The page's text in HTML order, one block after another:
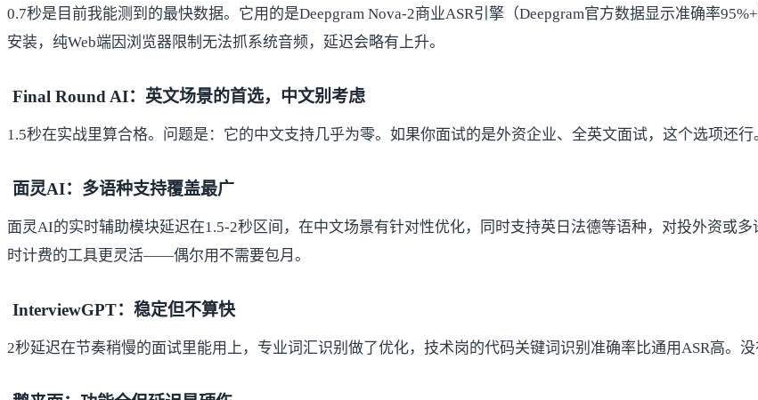
0.7秒是目前我能测到的最快数据。它用的是Deepgram Nova-2商业ASR引擎（Deepgram官方数据显示准确率
安装，纯Web端因浏览器限制无法抓系统音频，延迟会略有上升。
Final Round AI：英文场景的首选，中文别考虑
1.5秒在实战里算合格。问题是：它的中文支持几乎为零。如果你面试的是外资企业、全英文面试，这个选项还
面灵AI：多语种支持覆盖最广
面灵AI的实时辅助模块延迟在1.5-2秒区间，在中文场景有针对性优化，同时支持英日法德等语种，对投外资或
时计费的工具更灵活——偶尔用不需要包月。
InterviewGPT：稳定但不算快
2秒延迟在节奏稍慢的面试里能用上，专业词汇识别做了优化，技术岗的代码关键词识别准确率比通用ASR高。